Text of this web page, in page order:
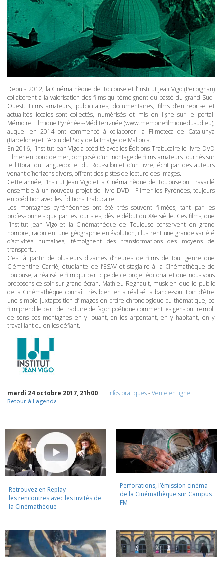
Depuis 2012, la Cinémathèque de Toulouse et l’Institut Jean Vigo (Perpignan)
collaborent à la valorisation des films qui témoignent du passé du grand Sud-
Ouest. Films amateurs, publicitaires, documentaires, films d’entreprise et
actualités locales sont collectés, numérisés et mis en ligne sur le portail
Mémoire Filmique Pyrénées-Méditerranée (www.memoirefilmiquedusud.eu),
auquel en 2014 ont commencé à collaborer la Filmoteca de Catalunya
(Barcelone) et l’Arxiu del So y de la Imatge de Mallorca.
En 2016, l’Institut Jean Vigo a coédité avec les Éditions Trabucaire le livre-DVD
Filmer en bord de mer, composé d’un montage de films amateurs tournés sur
le littoral du Languedoc et du Roussillon et d’un livre, écrit par des auteurs
venant d’horizons divers, offrant des pistes de lecture des images.
Cette année, l’Institut Jean Vigo et la Cinémathèque de Toulouse ont travaillé
ensemble à un nouveau projet de livre-DVD : Filmer les Pyrénées, toujours
en coédition avec les Éditions Trabucaire.
Les montagnes pyrénéennes ont été très souvent filmées, tant par les
professionnels que par les touristes, dès le début du XXe siècle. Ces films, que
l’Institut Jean Vigo et la Cinémathèque de Toulouse conservent en grand
nombre, racontent une géographie en évolution, illustrent une grande variété
d’activités humaines, témoignent des transformations des moyens de
transport…
C’est à partir de plusieurs dizaines d’heures de films de tout genre que
Clémentine Carrié, étudiante de l’ESAV et stagiaire à la Cinémathèque de
Toulouse, a réalisé le film qui participe de ce projet éditorial et que nous vous
proposons ce soir sur grand écran. Mathieu Regnault, musicien que le public
de la Cinémathèque connaît très bien, en a réalisé la bande-son. Loin d’être
une simple juxtaposition d’images en ordre chronologique ou thématique, ce
film prend le parti de traduire de façon poétique comment les gens ont rempli
de sens ces montagnes en y jouant, en les arpentant, en y habitant, en y
travaillant ou en les défiant.
mardi 24 octobre 2017, 21h00 Infos pratiques-Vente en ligne
Retour à l'agenda
Retrouvez en Replay
les rencontres avec les invités de
la Cinémathèque
Perforations, l’émission cinéma
de la Cinémathèque sur Campus
FM